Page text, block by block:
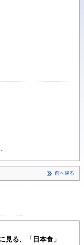
前へ戻る
見る、「日本食」